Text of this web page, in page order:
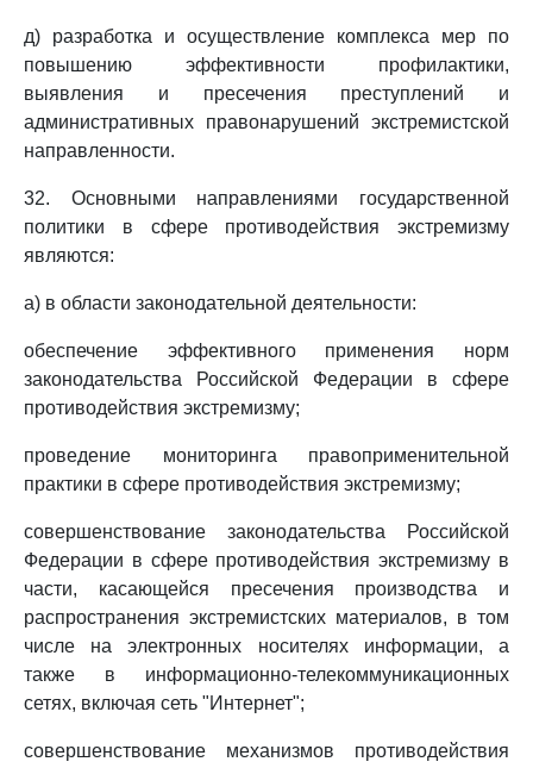
д) разработка и осуществление комплекса мер по
повышению эффективности профилактики,
выявления и пресечения преступлений и
административных правонарушений экстремистской
направленности.
32. Основными направлениями государственной
политики в сфере противодействия экстремизму
являются:
а) в области законодательной деятельности:
обеспечение эффективного применения норм
законодательства Российской Федерации в сфере
противодействия экстремизму;
проведение мониторинга правоприменительной
практики в сфере противодействия экстремизму;
совершенствование законодательства Российской
Федерации в сфере противодействия экстремизму в
части, касающейся пресечения производства и
распространения экстремистских материалов, в том
числе на электронных носителях информации, а
также в информационно-телекоммуникационных
сетях, включая сеть "Интернет";
совершенствование механизмов противодействия